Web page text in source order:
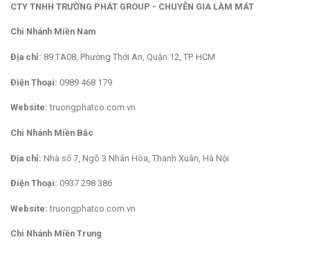
CTY TNHH TRƯỜNG PHÁT GROUP - CHUYÊN GIA LÀM MÁT
Chi Nhánh Miền Nam
Địa chỉ: 89 TA08, Phường Thới An, Quận 12, TP. HCM
Điện Thoại: 0989 468 179
Website: truongphatco.com.vn
Chi Nhánh Miền Bắc
Địa chỉ: Nhà số 7, Ngõ 3 Nhân Hòa, Thanh Xuân, Hà Nội
Điện Thoại: 0937 298 386
Website: truongphatco.com.vn
Chi Nhánh Miền Trung